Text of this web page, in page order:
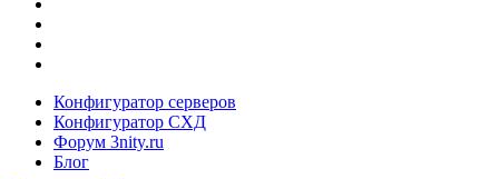
Конфигуратор серверов
Конфигуратор СХД
Форум 3nity.ru
Блог